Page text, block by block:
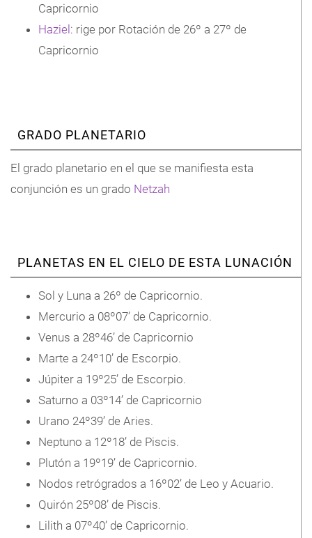
Capricornio
Haziel: rige por Rotación de 26º a 27º de
Capricornio
GRADO PLANETARIO
El grado planetario en el que se manifiesta esta
conjunción es un grado Netzah
PLANETAS EN EL CIELO DE ESTA LUNACIÓN
Sol y Luna a 26º de Capricornio.
Mercurio a 08º07’ de Capricornio.
Venus a 28º46’ de Capricornio
Marte a 24º10’ de Escorpio.
Júpiter a 19º25’ de Escorpio.
Saturno a 03º14’ de Capricornio
Urano 24º39’ de Aries.
Neptuno a 12º18’ de Piscis.
Plutón a 19º19’ de Capricornio.
Nodos retrógrados a 16º02’ de Leo y Acuario.
Quirón 25º08’ de Piscis.
Lilith a 07º40’ de Capricornio.